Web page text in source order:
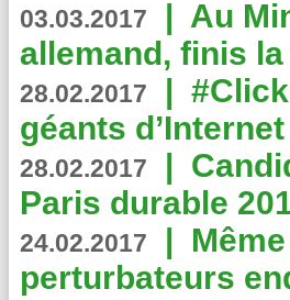
03.03.2017 | Au
allemand, finis
28.02.2017 |
géants
28.02.2017 |
Paris durable
24.02.2017 |
perturbateurs